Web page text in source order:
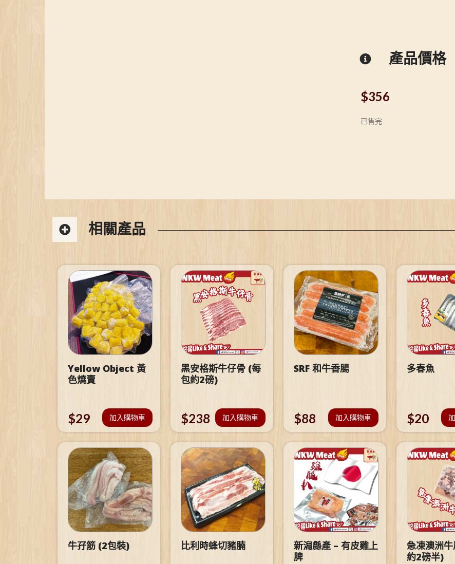
產品價格
$356
已售完
相關產品
Yellow Object 黃
色燒賣
$29 加入購物車
黑安格斯牛仔骨 (每
包約2磅)
$238 加入購物車
SRF 和牛香腸
$88 加入購物車
多春魚
$20
牛孖筋 (2包裝) 比利時蜂切豬腩
新潟縣產 – 有皮雞上
脾
急凍澳洲
約2磅半)